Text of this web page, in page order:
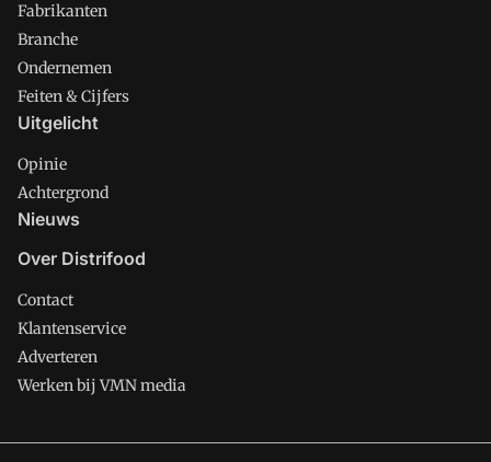
Fabrikanten
Branche
Ondernemen
Feiten & Cijfers
Uitgelicht
Opinie
Achtergrond
Nieuws
Over Distrifood
Contact
Klantenservice
Adverteren
Werken bij VMN media